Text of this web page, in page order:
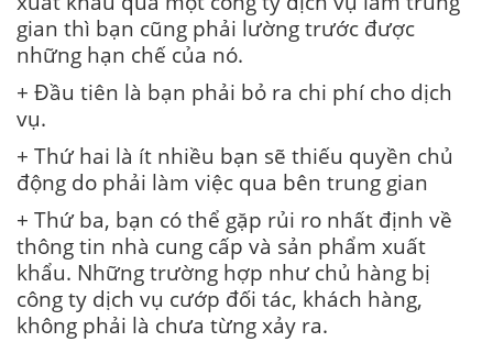
gian thì bạn cũng phải lường trước được
những hạn chế của nó.
+ Đầu tiên là bạn phải bỏ ra chi phí cho dịch
vụ.
+ Thứ hai là ít nhiều bạn sẽ thiếu quyền chủ
động do phải làm việc qua bên trung gian
+ Thứ ba, bạn có thể gặp rủi ro nhất định về
thông tin nhà cung cấp và sản phẩm xuất
khẩu. Những trường hợp như chủ hàng bị
công ty dịch vụ cướp đối tác, khách hàng,
không phải là chưa từng xảy ra.